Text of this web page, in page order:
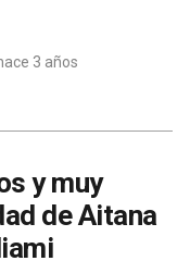
3 años
y muy
de Aitana